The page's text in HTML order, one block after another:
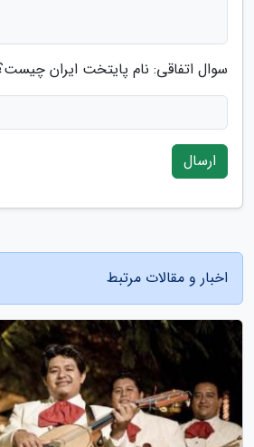
سوال اتفاقی: نام پایتخت ایران
ارسال
اخبار و مقالات مرتبط